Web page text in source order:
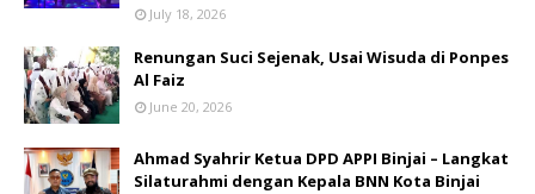
July 18, 2026
Renungan Suci Sejenak, Usai Wisuda di Ponpes
Al Faiz
June 20, 2026
Ahmad Syahrir Ketua DPD APPI Binjai – Langkat
Silaturahmi dengan Kepala BNN Kota Binjai